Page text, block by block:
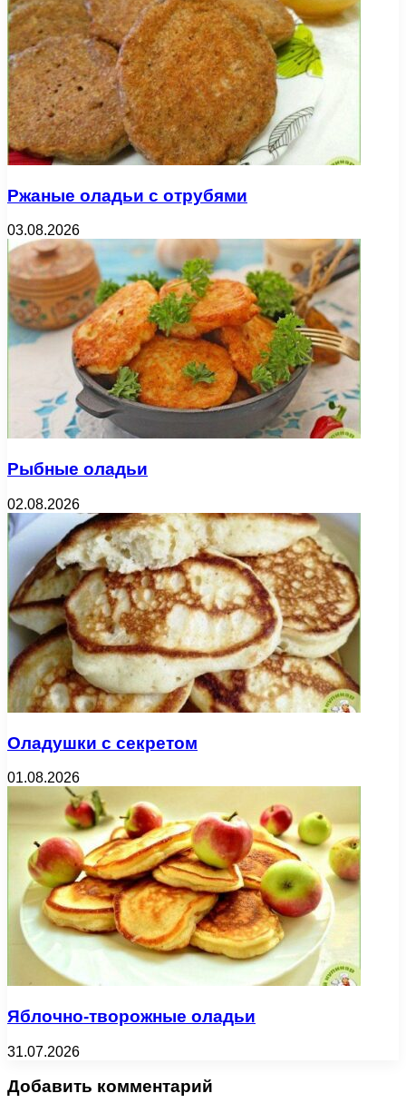
Ржаные оладьи с отрубями
03.08.2026
Рыбные оладьи
02.08.2026
Оладушки с секретом
01.08.2026
Яблочно-творожные оладьи
31.07.2026
Добавить комментарий